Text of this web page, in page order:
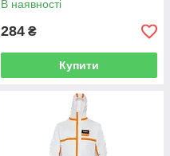
В наявності
284 ₴
Купити